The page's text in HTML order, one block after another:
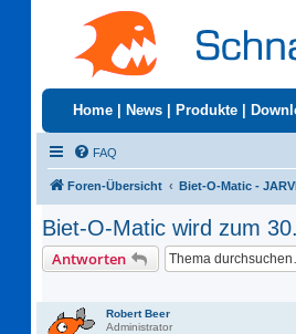
Home News Produkte
FAQ
Foren-Übersicht Biet-O-Matic -
Biet-O-Matic wird zum
Antworten
Robert Beer
Administrator